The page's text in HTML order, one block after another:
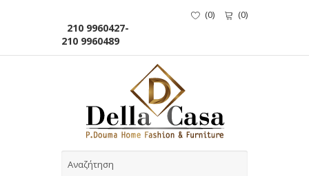
210 9960427-
210 9960489
(0) (0)